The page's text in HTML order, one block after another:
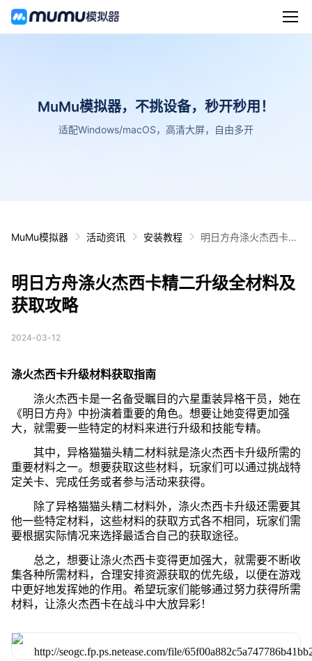
MuMu模拟器，不挑设备，秒开秒用！
适配Windows/macOS，高清大屏，自由多开
MuMu模拟器 活动资讯 安装教程
明日方舟涤火杰西卡精
明日方舟涤火杰西卡精二升级全材料及
获取攻略
2024-03-12
涤火杰西卡升级材料获取指南
涤火杰西卡是一名备受瞩目的六星重装异格干员，她在
《明日方舟》中扮演着重要的角色。想要让她变得更加强
大，就需要一些特定的材料来进行升级和技能专精。
其中，异格猫猫头精二材料就是涤火杰西卡升级所需的
重要材料之一。想要获取这些材料，玩家们可以通过挑战特
定关卡、完成任务或者参与活动来获得。
除了异格猫猫头精二材料外，涤火杰西卡升级还需要其
他一些特定材料，这些材料的获取方式各不相同，玩家们需
要根据实际情况来选择最适合自己的获取途径。
总之，想要让涤火杰西卡变得更加强大，就需要不断收
集各种所需材料，合理安排资源获取的优先级，以便在游戏
中更好地发挥她的作用。希望玩家们能够通过努力获得所需
材料，让涤火杰西卡在战斗中大放异彩！